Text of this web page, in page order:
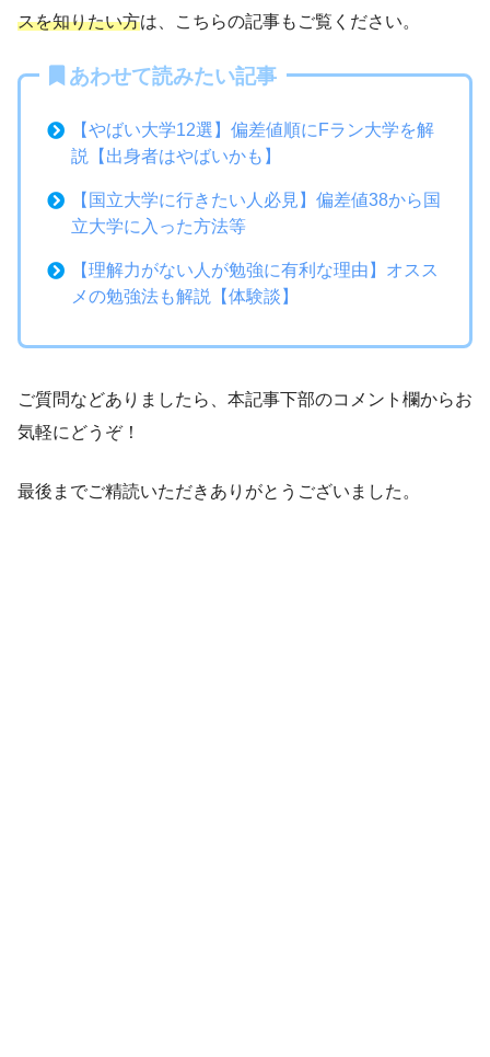
スを知りたい方は、こちらの記事もご覧ください。
あわせて読みたい記事
【やばい大学12選】偏差値順にFラン大学を解
説【出身者はやばいかも】
【国立大学に行きたい人必見】偏差値38から国
立大学に入った方法等
【理解力がない人が勉強に有利な理由】オスス
メの勉強法も解説【体験談】
ご質問などありましたら、本記事下部のコメント欄からお
気軽にどうぞ！
最後までご精読いただきありがとうございました。